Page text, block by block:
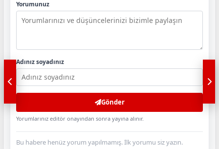
Yorumunuz
Adınız soyadınız
Gönder
Yorumlarınız editör onayından sonra yayına alınır.
Bu habere henüz yorum yapılmamış. İlk yorumu siz yazın.